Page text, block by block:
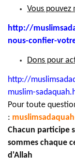
Vous pouvez
http://
nous-confier-
Dons pour
http://
muslim-
Pour toute
:
Chacun participe
sommes chaque
d'Allah